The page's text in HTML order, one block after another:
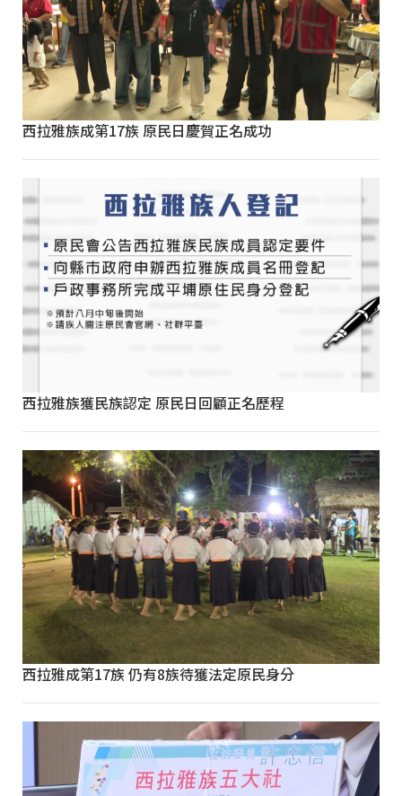
西拉雅族成第17族 原民日慶賀正名成功
西拉雅族獲民族認定 原民日回顧正名歷程
西拉雅成第17族 仍有8族待獲法定原民身分